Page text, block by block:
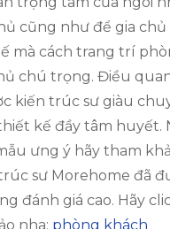
cũng như để gia chủ
mà cách trang trí
chú trọng. Điều
kiến trúc sư giàu
kế đầy tâm huyết.
ưng ý hãy tham
sư Morehome đã
đánh giá cao. Hãy
nha: phòng khách